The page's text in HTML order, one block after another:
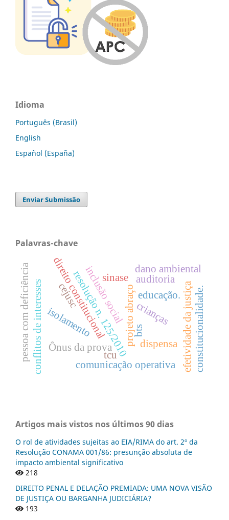
Idioma
Português (Brasil)
English
Español (España)
Enviar Submissão
Palavras-chave
direito constitucional
isolamentoinclusão social educação.
projeto abraço efetividade da justiça
cejusc
conflitos de interesses resolução n. 125/2010 crianças
sinase
comunicação operativa
dano ambiental
Ônus da prova
pessoa com deficiência constitucionalidade.
bts
dispensa
auditoria
tcu
Artigos mais vistos nos últimos 90 dias
O rol de atividades sujeitas ao EIA/RIMA do art. 2º da
Resolução CONAMA 001/86: presunção absoluta de
impacto ambiental significativo
218
DIREITO PENAL E DELAÇÃO PREMIADA: UMA NOVA VISÃO
DE JUSTIÇA OU BARGANHA JUDICIÁRIA?
193